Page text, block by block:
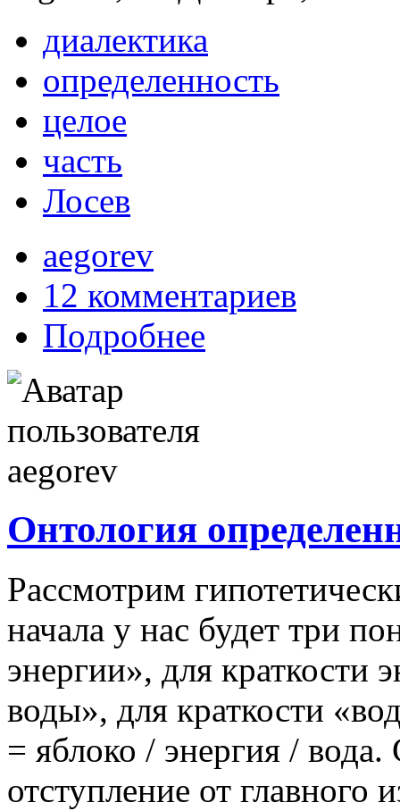
диалектика
определенность
целое
часть
Лосев
aegorev
12 комментариев
Подробнее
Онтология
Рассмотрим
начала у нас будет три
энергии», для краткости
воды», для краткости
= яблоко / энергия /
отступление от главного